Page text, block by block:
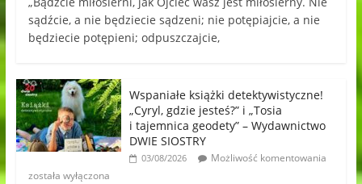
sądźcie, a nie będziecie sądzeni; nie potępiajcie, a nie
będziecie potępieni; odpuszczajcie,
Wspaniałe książki detektywistyczne!
„Cyryl, gdzie jesteś?” i „Tosia
i tajemnica geodety” – Wydawnictwo
DWIE SIOSTRY
03/08/2026
Możliwość komentowania
została wyłączona